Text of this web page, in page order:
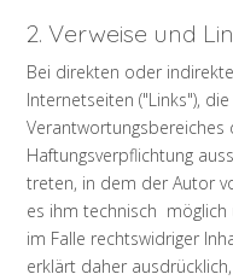
2. Verweise und
Bei direkten oder
Internetseiten ("Links"),
Verantwortungsbereiches
Haftungsverpflichtung
treten, in dem der Autor
es ihm technisch
im Falle rechtswidriger
erklärt daher